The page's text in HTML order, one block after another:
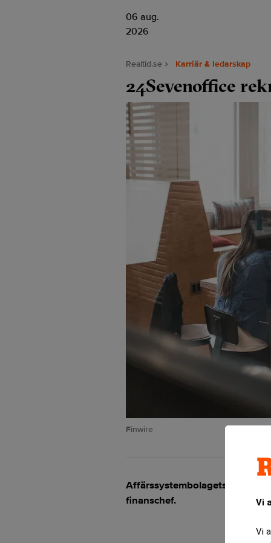
Vi
Vi
06 aug.
2026
Realtid.se Karriär & ledarskap
24Sevenoffice
Finwire
Affärssystembolagets
finanschef.